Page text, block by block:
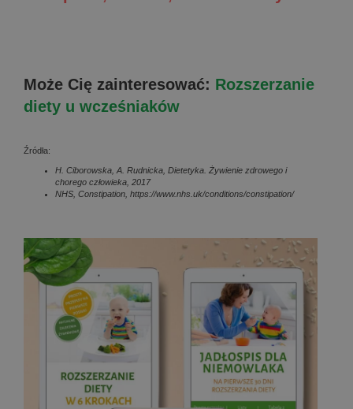
Może Cię zainteresować: Rozszerzanie
diety u wcześniaków
Źródła:
H. Ciborowska, A. Rudnicka, Dietetyka. Żywienie zdrowego i
chorego człowieka, 2017
NHS, Constipation, https://www.nhs.uk/conditions/constipation/